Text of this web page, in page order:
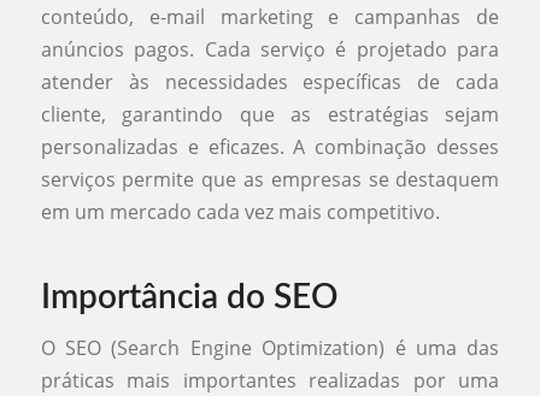
conteúdo, e-mail marketing e campanhas de
anúncios pagos. Cada serviço é projetado para
atender às necessidades específicas de cada
cliente, garantindo que as estratégias sejam
personalizadas e eficazes. A combinação desses
serviços permite que as empresas se destaquem
em um mercado cada vez mais competitivo.
Importância do SEO
O SEO (Search Engine Optimization) é uma das
práticas mais importantes realizadas por uma